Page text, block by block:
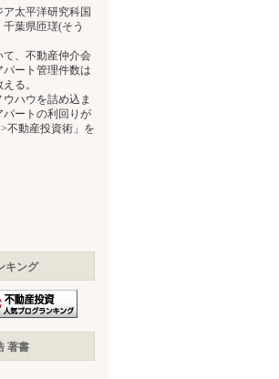
太平洋研究科国
葉県匝瑳(そう
て、不動産仲介会
ート管理件数は
る。
ハウを詰め込ま
パートの利回りが
不動産投資術」を
キング
著書